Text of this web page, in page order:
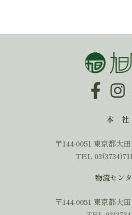
本 社
〒144-0051 東京都大
TEL
物流セン
〒144-0051 東京都大